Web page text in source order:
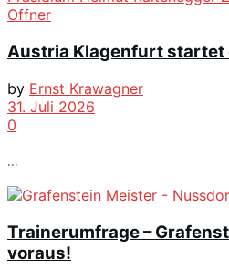
Austria Klagenfurt startet
by Ernst Krawagner
31. Juli 2026
0
...
Trainerumfrage –
voraus!